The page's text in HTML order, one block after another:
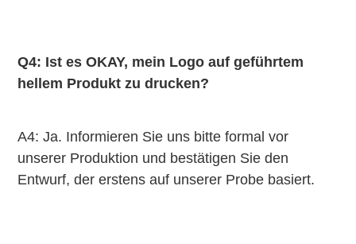
Q4: Ist es OKAY, mein Logo auf geführtem
hellem Produkt zu drucken?
A4: Ja. Informieren Sie uns bitte formal vor
unserer Produktion und bestätigen Sie den
Entwurf, der erstens auf unserer Probe basiert.